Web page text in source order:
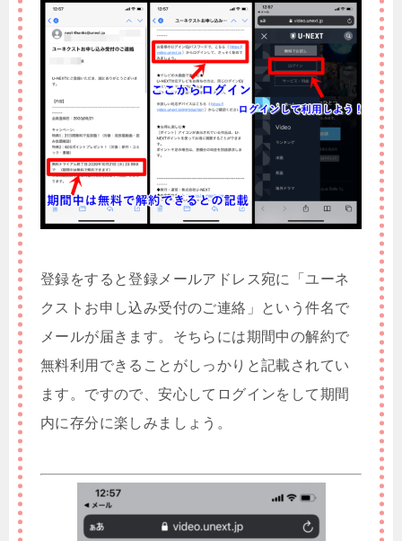
登録をすると登録メールアドレス宛に「ユーネ
クストお申し込み受付のご連絡」という件名で
メールが届きます。そちらには期間中の解約で
無料利用できることがしっかりと記載されてい
ます。ですので、安心してログインをして期間
内に存分に楽しみましょう。